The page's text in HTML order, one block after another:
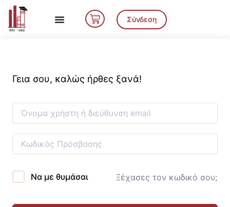
Μετάβαση
περιεχόμενο
Cart Σύνδεση
Γεια σου, καλώς ήρθες ξανά!
Να με θυμάσαι Ξέχασες τον κωδικό σου;